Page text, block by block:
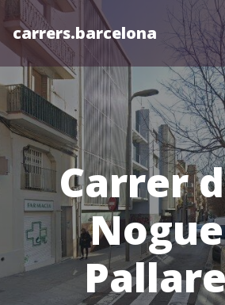
carrers.barcelona
Carrer